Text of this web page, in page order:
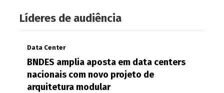
Líderes de audiência
Data Center
BNDES amplia aposta em data centers
nacionais com novo projeto de
arquitetura modular